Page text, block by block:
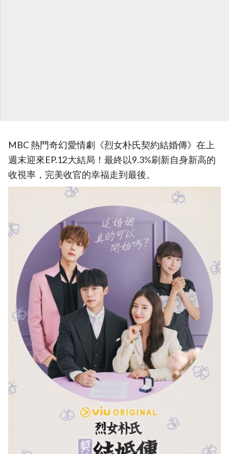
MBC 熱門奇幻愛情劇《烈女朴氏契約結婚傳》在上
週末迎來EP.12大結局！最終以9.3%刷新自身新高的
收視率，完美收官的幸福走到最後。